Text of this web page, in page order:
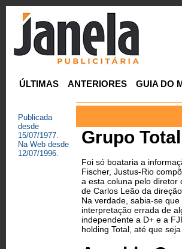
ÚLTIMAS ANTERIORES GUIA DO
Publicada
desde
15/07/1977.
Na Web desde
12/07/1996.
Grupo
Foi só boataria a
Fischer, Justus-Rio
a esta coluna pelo diretor
de Carlos Leão da
Na verdade, sabia-se
interpretação errada de
independente a D+ e a
holding Total, até que